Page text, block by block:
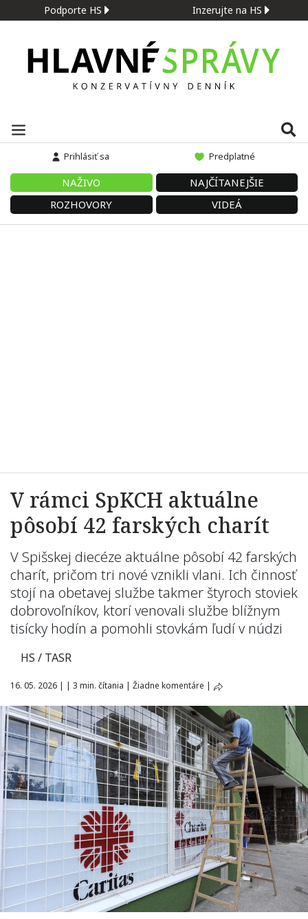
Podporte HS Inzerujte na HS
Prihlásiť sa Predplatné
NAŽIVO
NAJČÍTANEJŠIE
ROZHOVORY
VIDEÁ
V rámci SpKCH aktuálne
pôsobí 42 farských charít
V Spišskej diecéze aktuálne pôsobí 42 farských
charít, pričom tri nové vznikli vlani. Ich činnosť
stojí na obetavej službe takmer štyroch stoviek
dobrovoľníkov, ktorí venovali službe blížnym
tisícky hodín a pomohli stovkám ľudí v núdzi
HS / TASR
16. 05. 2026 | | 3 min. čítania | Žiadne komentáre |